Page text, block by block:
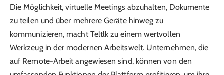
Die Möglichkeit, virtuelle Meetings abzuhalten, Dokumente
zu teilen und über mehrere Geräte hinweg zu
kommunizieren, macht Teltlk zu einem wertvollen
Werkzeug in der modernen Arbeitswelt. Unternehmen, die
auf Remote-Arbeit angewiesen sind, können von den